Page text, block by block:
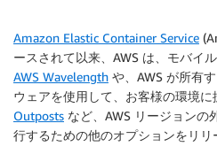
Amazon Elastic Container Service
ースされて以来、AWS は、モバイ
AWS Wavelength や、AWS が所有
ウェアを使用して、お客様の環境
Outposts など、AWS リージョンの
行するための他のオプションをリリ